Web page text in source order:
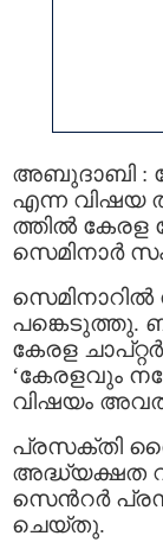
അബുദാബി :
എന്ന വിഷയ
ത്തില്‍
സെമിനാര്‍
പങ്കെടുത്തു.
കേരള
‘കേരളവും
വിഷയം
പ്രസക്തി
അദ്ധ്യക്ഷത
സെന്‍റര്‍
ചെയ്തു.